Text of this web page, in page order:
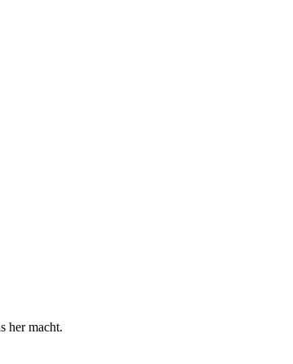
her macht.